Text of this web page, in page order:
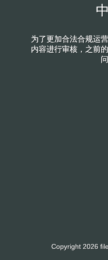
为了更加合法合规运
内容进行审核，之前
问
Copyright 2026
为了更加合法合规运
内容进行审核，之前
问
Copyright 2026